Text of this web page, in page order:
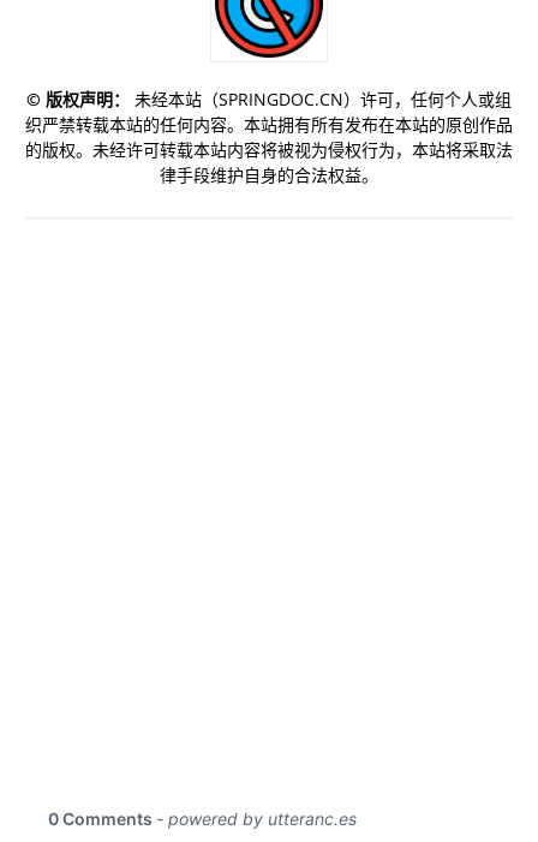
©️ 版权声明：
未经本站（SPRINGDOC.CN）许可，任何个人或组
织严禁转载本站的任何内容。本站拥有所有发布在本站的原创作品
的版权。未经许可转载本站内容将被视为侵权行为，本站将采取法
律手段维护自身的合法权益。